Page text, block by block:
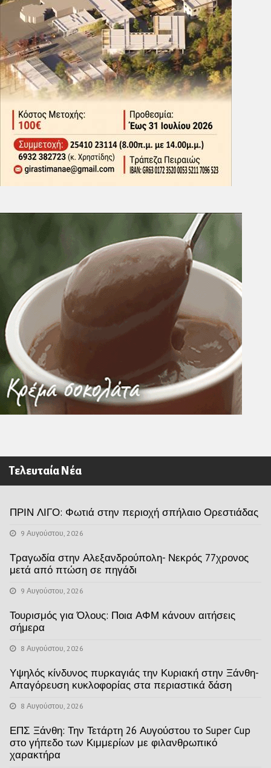
Τελευταία Νέα
ΠΡΙΝ ΛΙΓΟ: Φωτιά στην περιοχή σπήλαιο Ορεστιάδας
9 Αυγούστου, 2026
Τραγωδία στην Αλεξανδρούπολη- Νεκρός 77χρονος
μετά από πτώση σε πηγάδι
9 Αυγούστου, 2026
Τουρισμός για Όλους: Ποια ΑΦΜ κάνουν αιτήσεις
σήμερα
8 Αυγούστου, 2026
Υψηλός κίνδυνος πυρκαγιάς την Κυριακή στην Ξάνθη-
Απαγόρευση κυκλοφορίας στα περιαστικά δάση
8 Αυγούστου, 2026
ΕΠΣ Ξάνθη: Την Τετάρτη 26 Αυγούστου το Super Cup
στο γήπεδο των Κιμμερίων με φιλανθρωπικό
χαρακτήρα